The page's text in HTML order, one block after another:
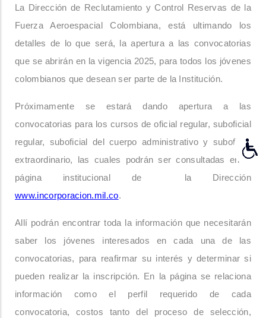
La Dirección de Reclutamiento y Control Reservas de la
Fuerza Aeroespacial Colombiana, está ultimando los
detalles de lo que será, la apertura a las convocatorias
que se abrirán en la vigencia 2025, para todos los jóvenes
colombianos que desean ser parte de la Institución.
Próximamente se estará dando apertura a las
convocatorias para los cursos de oficial regular, suboficial
regular, suboficial del cuerpo administrativo y suboficial
extraordinario, las cuales podrán ser consultadas en la
página institucional de la Dirección
www.incorporacion.mil.co.
Allí podrán encontrar toda la información que necesitarán
saber los jóvenes interesados en cada una de las
convocatorias, para reafirmar su interés y determinar si
pueden realizar la inscripción. En la página se relaciona
información como el perfil requerido de cada
convocatoria, costos tanto del proceso de selección,